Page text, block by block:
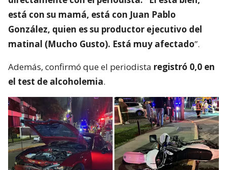
está con su mamá, está con Juan Pablo
González, quien es su productor ejecutivo del
matinal (Mucho Gusto). Está muy afectado”.
Además, confirmó que el periodista registró 0,0 en
el test de alcoholemia.